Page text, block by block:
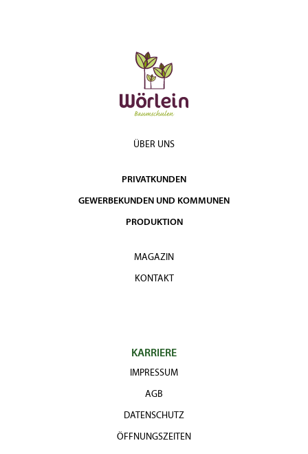
ÜBER UNS
PRIVATKUNDEN
GEWERBEKUNDEN UND KOMMUNEN
PRODUKTION
MAGAZIN
KONTAKT
KARRIERE
IMPRESSUM
AGB
DATENSCHUTZ
ÖFFNUNGSZEITEN